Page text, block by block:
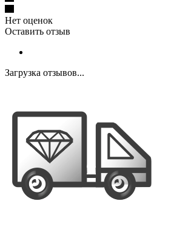
Нет оценок
Оставить отзыв
Загрузка отзывов...